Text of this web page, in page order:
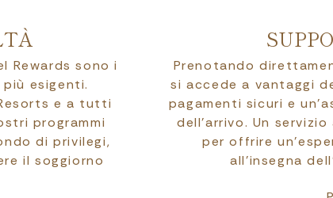
Rewards sono i
esigenti.
e a tutti
programmi
di privilegi,
il soggiorno
Prenotando
si accede a vantaggi
pagamenti sicuri e
dell’arrivo. Un
per offrire
all’insegna